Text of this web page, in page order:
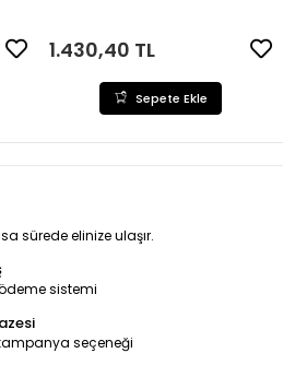
1.430,40 TL
Sepete Ekle
sürede elinize ulaşır.
sistemi
seçeneği